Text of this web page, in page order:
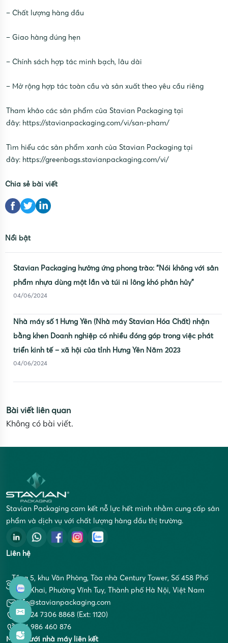
– Chất lượng hàng đầu
– Giao hàng đúng hẹn
– Chính sách hợp tác minh bạch, lâu dài
– Mở rộng hợp tác toàn cầu và sản xuất theo yêu cầu riêng
Tham khảo các sản phẩm của Stavian Packaging tại
đây: https://stavianpackaging.com/vi/san-pham/
Tìm hiểu các sản phẩm xanh của Stavian Packaging tại
đây: https://greenbags.stavianpackaging.com/vi/
Chia sẻ bài viết
Nổi bật
Stavian Packaging hưởng ứng phong trào: “Nói không với sản
phẩm nhựa dùng một lần và túi ni lông khó phân hủy”
04/06/2024
Nhà máy số 1 Hưng Yên (Nhà máy Stavian Hóa Chất) nhận
bằng khen Doanh nghiệp có nhiều đóng góp trong việc phát
triển kinh tế – xã hội của tỉnh Hưng Yên Năm 2023
04/06/2024
Bài viết liên quan
Không có bài viết.
Stavian Packaging cam kết nỗ lực hết mình nhằm cung cấp sản
phẩm và dịch vụ với chất lượng hàng đầu thị trường.
Liên hệ
Tầng 5, khu Văn Phòng, Tòa nhà Century Tower, Số 458 Phố
Minh Khai, Phường Vĩnh Tuy, Thành phố Hà Nội, Việt Nam
info@stavianpackaging.com
+84 24 7306 8868 (Ext: 1120)
+84 986 460 876
Mạng lưới nhà máy liên kết